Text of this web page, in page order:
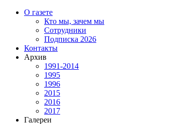
О газете
Кто мы, зачем мы
Сотрудники
Подписка 2026
Контакты
Архив
1991-2014
1995
1996
2015
2016
2017
Галереи